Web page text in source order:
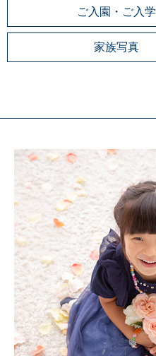
ご入園・ご入学
家族写真